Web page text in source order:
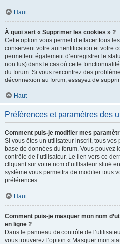
Haut
À quoi sert « Supprimer les cookies » ?
Cette option vous permet d’effacer tous
conservent votre authentification et votre
permettent également d’enregistrer le
non lus) dans le cas où cette
du forum. Si vous rencontrez des
déconnexion au forum, essayez de
Haut
Préférences et paramètres des
Comment puis-je modifier mes
Si vous êtes un utilisateur inscrit, tous vos
base de données du forum. Vous pouvez
contrôle de l’utilisateur. Le lien vers ce
cliquant sur votre nom d’utilisateur situé
système vous permettra de modifier tous
préférences.
Haut
Comment puis-je masquer mon nom
en ligne ?
Dans le panneau de contrôle de
vous trouverez l’option « Masquer mon